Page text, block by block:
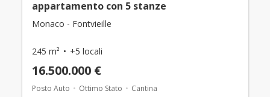
appartamento con 5 stanze
Monaco - Fontvieille
245 m² +5 locali
16.500.000 €
Posto Auto Ottimo Stato Cantina